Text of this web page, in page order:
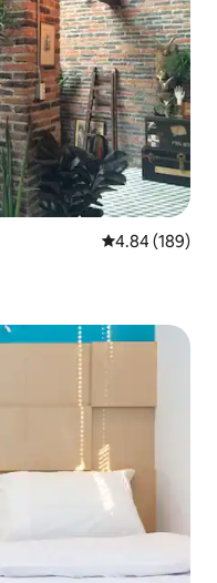
レビュー189
4.84 (189)